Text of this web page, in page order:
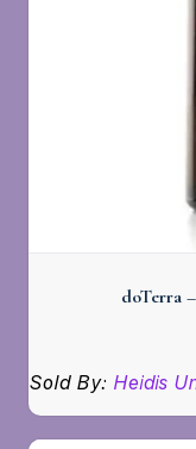
doTerra
Sold By: Heidis